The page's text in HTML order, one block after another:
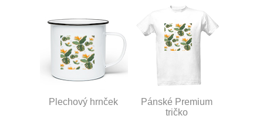
Plechový hrnček
Pánské Premium
tričko